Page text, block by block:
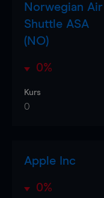
Norwegian Air
Shuttle ASA
(NO)
0%
Kurs
0
Apple Inc
0%